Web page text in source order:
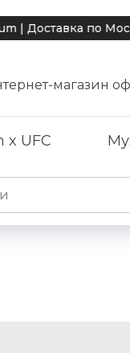
по
магазин
x UFC